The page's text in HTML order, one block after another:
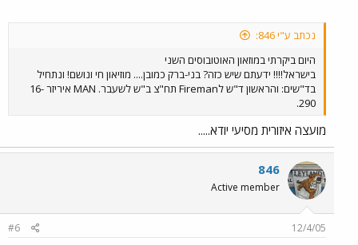
נכתב ע"י 846:
היום ביקרתי במוזאון האוטובוסים השני
בישראל!!!! ידעתם שיש כזה? בני-ברק כמובן.... מוזיאון חי ונושם! ונתחיל
בד"שים: והראשון ד"ש לFireman תח"צ ב"ש לשעבר. MAN איריזר 16-
290.
מועצה איזורית מסיעי יודא.....
846
Active member
12/4/05
#6